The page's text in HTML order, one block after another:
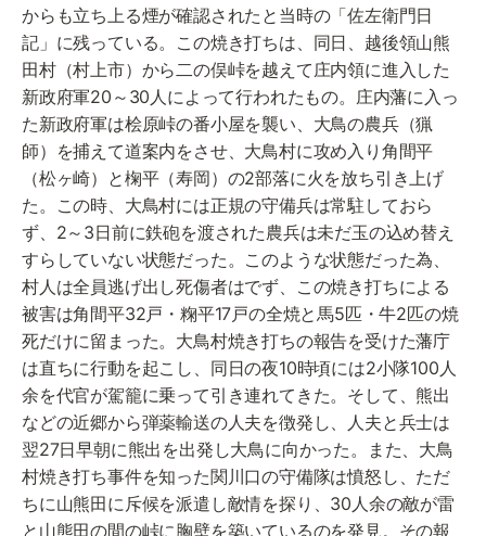
からも立ち上る煙が確認されたと当時の「佐左衛門日
記」に残っている。この焼き打ちは、同日、越後領山熊
田村（村上市）から二の俣峠を越えて庄内領に進入した
新政府軍20～30人によって行われたもの。庄内藩に入っ
た新政府軍は桧原峠の番小屋を襲い、大鳥の農兵（猟
師）を捕えて道案内をさせ、大鳥村に攻め入り角間平
（松ヶ崎）と椈平（寿岡）の2部落に火を放ち引き上げ
た。この時、大鳥村には正規の守備兵は常駐しておら
ず、2～3日前に鉄砲を渡された農兵は未だ玉の込め替え
すらしていない状態だった。このような状態だった為、
村人は全員逃げ出し死傷者はでず、この焼き打ちによる
被害は角間平32戸・粷平17戸の全焼と馬5匹・牛2匹の焼
死だけに留まった。大鳥村焼き打ちの報告を受けた藩庁
は直ちに行動を起こし、同日の夜10時頃には2小隊100人
余を代官が駕籠に乗って引き連れてきた。そして、熊出
などの近郷から弾薬輸送の人夫を徴発し、人夫と兵士は
翌27日早朝に熊出を出発し大鳥に向かった。また、大鳥
村焼き打ち事件を知った関川口の守備隊は憤怒し、ただ
ちに山熊田に斥候を派遣し敵情を探り、30人余の敵が雷
と山熊田の間の峠に胸壁を築いているのを発見。その報